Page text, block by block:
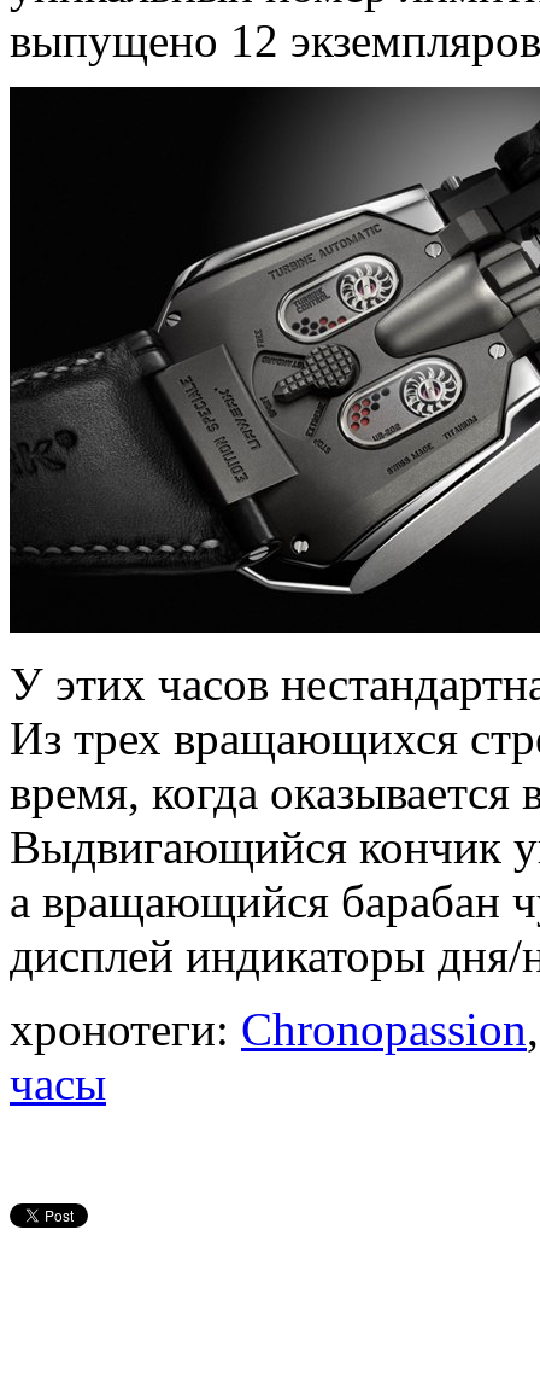
выпущено 12
У этих часов
Из трех вращающихся
время, когда
Выдвигающийся кончик
а вращающийся барабан
дисплей индикаторы
хронотеги: Chronopassion
часы